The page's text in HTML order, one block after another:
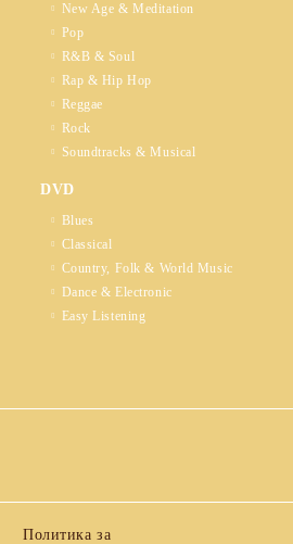
New Age & Meditation
Pop
R&B & Soul
Rap & Hip Hop
Reggae
Rock
Soundtracks & Musical
DVD
Blues
Classical
Country, Folk & World Music
Dance & Electronic
Easy Listening
Политика за